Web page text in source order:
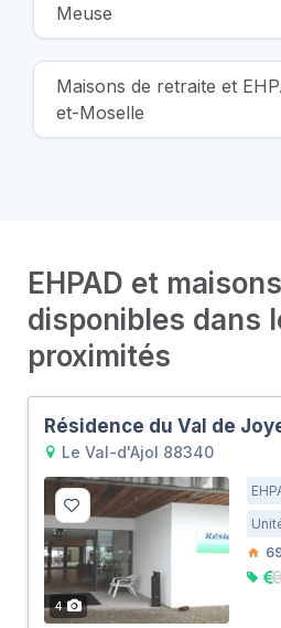
Meuse
Maisons de retraite et
et-Moselle
EHPAD et
disponibles dans
proximités
Résidence du Val de
Le Val-d'Ajol 88340
4